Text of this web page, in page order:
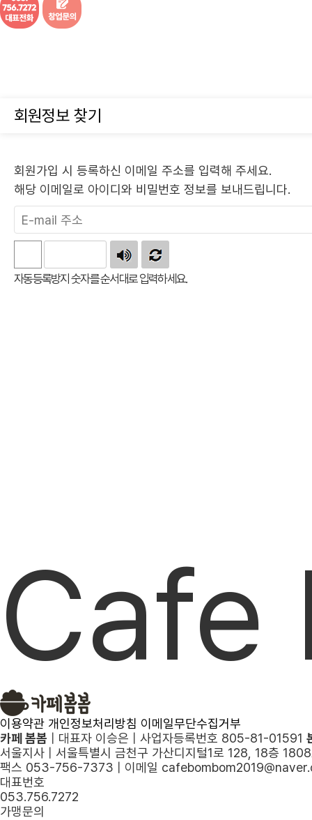
회원정보 찾기
회원가입 시 등록하신 이메일 주소를 입력해 주세요.
해당 이메일로 아이디와 비밀번호 정보를 보내드립니다.
자동등록방지 숫자를 순서대로 입력하세요.
Cafe
이용약관 개인정보처리방침 이메일무단수집거부
카페 봄봄
대표자 이승은 사업자등록번호 805-81-01591
서울지사
서울특별시 금천구 가산디지털1로 128, 18층
팩스 053-756-7373
이메일
대표번호
053.756.7272
가맹문의